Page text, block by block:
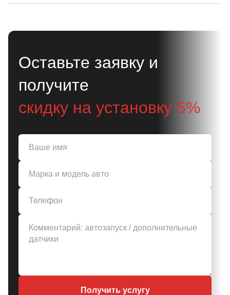
Оставьте заявку и
получите
скидку на установку 5%
Получить услугу